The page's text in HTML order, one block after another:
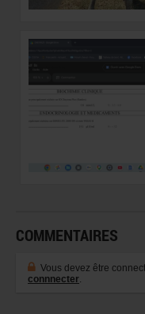
COMMENTAIRES
Vous devez être
connnecter.